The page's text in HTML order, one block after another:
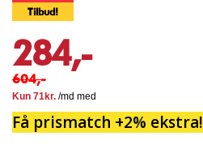
Tilbud!
284,-
604,-
Få prismatch +2% ekstra!